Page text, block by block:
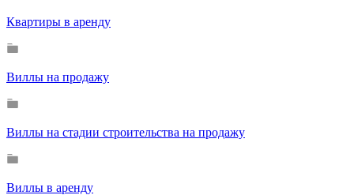
Квартиры в аренду
Виллы на продажу
Виллы на стадии строительства на продажу
Виллы в аренду